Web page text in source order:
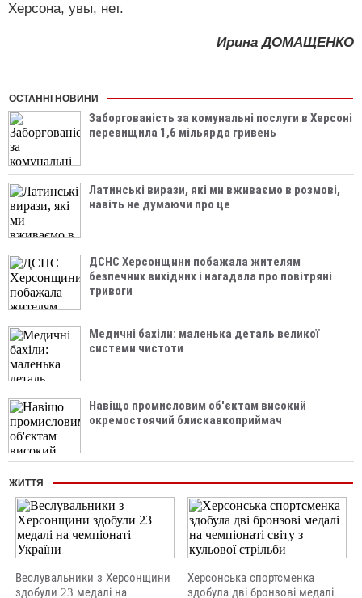
Херсона, увы, нет.
Ирина ДОМАЩЕНКО
ОСТАННІ НОВИНИ
Заборгованість за комунальні послуги в Херсоні
перевищила 1,6 мільярда гривень
Латинські вирази, які ми вживаємо в розмові,
навіть не думаючи про це
ДСНС Херсонщини побажала жителям
безпечних вихідних і нагадала про повітряні
тривоги
Медичні бахіли: маленька деталь великої
системи чистоти
Навіщо промисловим об'єктам високий
окремостоячий блискавкоприймач
ЖИТТЯ
Веслувальники з Херсонщини
здобули 23 медалі на
Херсонська спортсменка
здобула дві бронзові медалі